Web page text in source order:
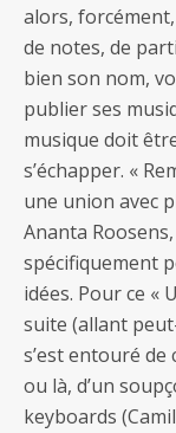
alors,
de notes, de
bien son nom,
publier ses
musique doit
s’échapper. «
une union avec
Ananta
spécifiquement
idées. Pour ce «
suite (allant
s’est entouré
ou là, d’un
keyboards